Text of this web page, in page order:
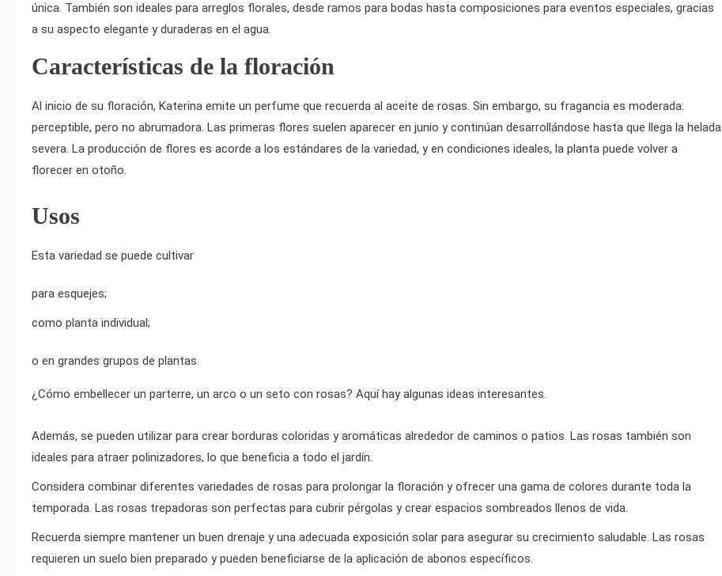
única. También son ideales para arreglos florales, desde ramos para bodas hasta composiciones para eventos especiales, gracias
a su aspecto elegante y duraderas en el agua.
Características de la floración
Al inicio de su floración, Katerina emite un perfume que recuerda al aceite de rosas. Sin embargo, su fragancia es moderada:
perceptible, pero no abrumadora. Las primeras flores suelen aparecer en junio y continúan desarrollándose hasta que llega la helada
severa. La producción de flores es acorde a los estándares de la variedad, y en condiciones ideales, la planta puede volver a
florecer en otoño.
Usos
Esta variedad se puede cultivar
para esquejes;
como planta individual;
o en grandes grupos de plantas.
¿Cómo embellecer un parterre, un arco o un seto con rosas? Aquí hay algunas ideas interesantes.
Además, se pueden utilizar para crear borduras coloridas y aromáticas alrededor de caminos o patios. Las rosas también son
ideales para atraer polinizadores, lo que beneficia a todo el jardín.
Considera combinar diferentes variedades de rosas para prolongar la floración y ofrecer una gama de colores durante toda la
temporada. Las rosas trepadoras son perfectas para cubrir pérgolas y crear espacios sombreados llenos de vida.
Recuerda siempre mantener un buen drenaje y una adecuada exposición solar para asegurar su crecimiento saludable. Las rosas
requieren un suelo bien preparado y pueden beneficiarse de la aplicación de abonos específicos.